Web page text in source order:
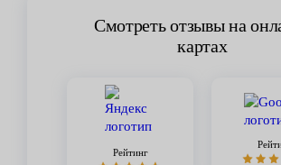
Смотреть отзывы на
картах
Рейтинг